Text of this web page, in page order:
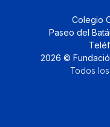
Colegio
Paseo del
2026 ©
Todos